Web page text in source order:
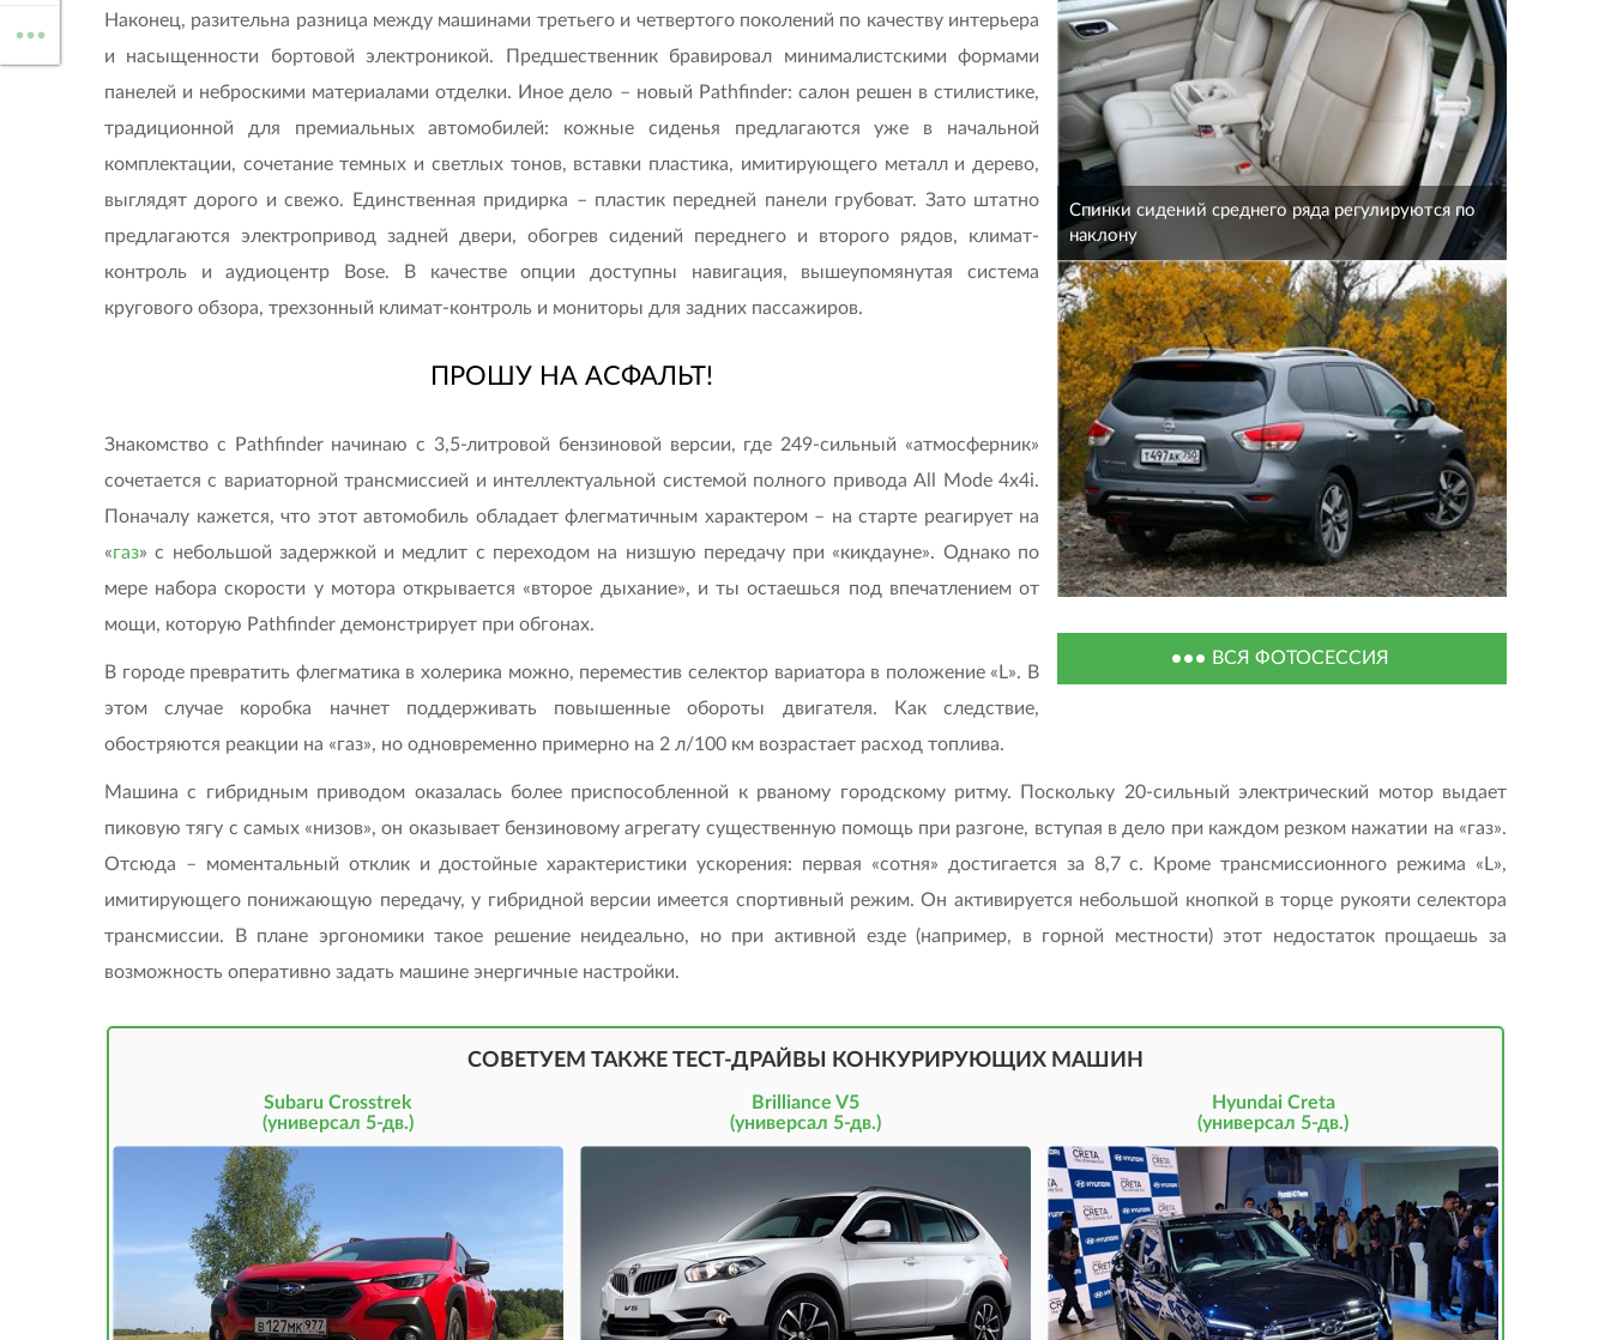
Спинки сидений среднего ряда регулируются по
наклону
ВСЯ ФОТОСЕССИЯ
Наконец, разительна разница между машинами третьего и четвертого поколений по качеству интерьера
и насыщенности бортовой электроникой. Предшественник бравировал минималистскими формами
панелей и неброскими материалами отделки. Иное дело – новый Pathfinder: салон решен в стилистике,
традиционной для премиальных автомобилей: кожные сиденья предлагаются уже в начальной
комплектации, сочетание темных и светлых тонов, вставки пластика, имитирующего металл и дерево,
выглядят дорого и свежо. Единственная придирка – пластик передней панели грубоват. Зато штатно
предлагаются электропривод задней двери, обогрев сидений переднего и второго рядов, климат-
контроль и аудиоцентр Bose. В качестве опции доступны навигация, вышеупомянутая система
кругового обзора, трехзонный климат-контроль и мониторы для задних пассажиров.
ПРОШУ НА АСФАЛЬТ!
Знакомство с Pathfinder начинаю с 3,5-литровой бензиновой версии, где 249-сильный «атмосферник»
сочетается с вариаторной трансмиссией и интеллектуальной системой полного привода All Mode 4х4i.
Поначалу кажется, что этот автомобиль обладает флегматичным характером – на старте реагирует на
«газ» с небольшой задержкой и медлит с переходом на низшую передачу при «кикдауне». Однако по
мере набора скорости у мотора открывается «второе дыхание», и ты остаешься под впечатлением от
мощи, которую Pathfinder демонстрирует при обгонах.
В городе превратить флегматика в холерика можно, переместив селектор вариатора в положение «L». В
этом случае коробка начнет поддерживать повышенные обороты двигателя. Как следствие,
обостряются реакции на «газ», но одновременно примерно на 2 л/100 км возрастает расход топлива.
Машина с гибридным приводом оказалась более приспособленной к рваному городскому ритму. Поскольку 20-сильный электрический мотор выдает
пиковую тягу с самых «низов», он оказывает бензиновому агрегату существенную помощь при разгоне, вступая в дело при каждом резком нажатии на «газ».
Отсюда – моментальный отклик и достойные характеристики ускорения: первая «сотня» достигается за 8,7 с. Кроме трансмиссионного режима «L»,
имитирующего понижающую передачу, у гибридной версии имеется спортивный режим. Он активируется небольшой кнопкой в торце рукояти селектора
трансмиссии. В плане эргономики такое решение неидеально, но при активной езде (например, в горной местности) этот недостаток прощаешь за
возможность оперативно задать машине энергичные настройки.
СОВЕТУЕМ ТАКЖЕ ТЕСТ-ДРАЙВЫ КОНКУРИРУЮЩИХ МАШИН
Subaru Crosstrek
(универсал 5-дв.)
Brilliance V5
(универсал 5-дв.)
Hyundai Creta
(универсал 5-дв.)
...